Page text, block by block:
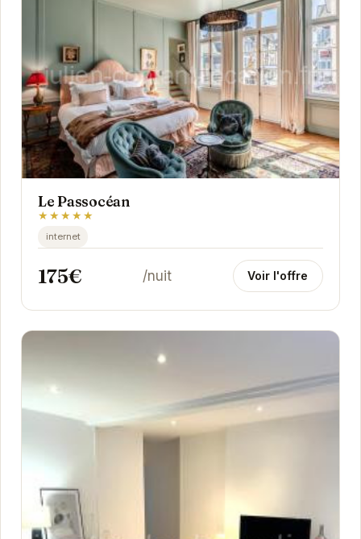
Le Passocéan
★★★★★
internet
175€ /nuit Voir l'offre